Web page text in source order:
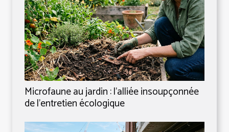
Microfaune au jardin : l’alliée insoupçonnée
de l’entretien écologique